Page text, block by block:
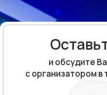
и обсудите
с организатором в